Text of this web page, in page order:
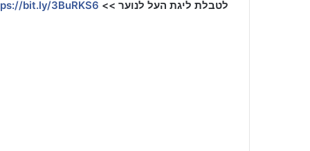
לטבלת ליגת העל לנוער >> bit.ly/3BuRKS6